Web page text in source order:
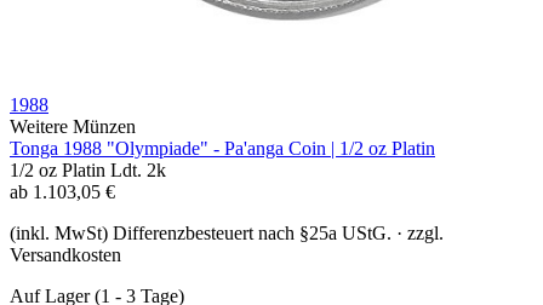
1988
Weitere Münzen
Tonga 1988 "Olympiade" - Pa'anga Coin | 1/2 oz Platin
1/2 oz Platin Ldt. 2k
ab 1.103,05 €
(inkl. MwSt) Differenzbesteuert nach §25a UStG. · zzgl.
Versandkosten
Auf Lager (1 - 3 Tage)